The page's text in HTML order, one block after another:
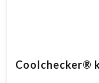
Coolchecker®